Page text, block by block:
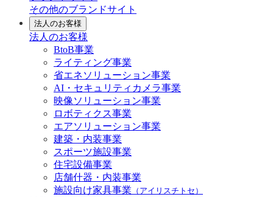
その他のブランドサイト
法人のお客様
法人のお客様
BtoB事業
ライティング事業
省エネソリューション事業
AI・セキュリティカメラ事業
映像ソリューション事業
ロボティクス事業
エアソリューション事業
建築・内装事業
スポーツ施設事業
住宅設備事業
店舗什器・内装事業
施設向け家具事業 （アイリスチトセ）